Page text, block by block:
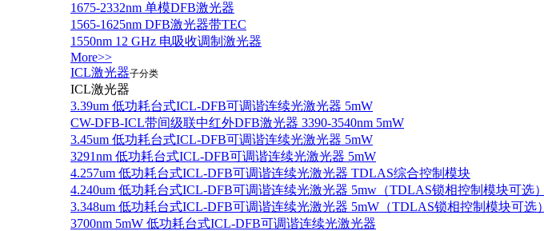
1675-2332nm 单模DFB激光器
1565-1625nm DFB激光器带TEC
1550nm 12 GHz 电吸收调制激光器
More>>
ICL激光器子分类
ICL激光器
3.39um 低功耗台式ICL-DFB可调谐连续光激光器 5mW
CW-DFB-ICL带间级联中红外DFB激光器 3390-3540nm 5mW
3.45um 低功耗台式ICL-DFB可调谐连续光激光器 5mW
3291nm 低功耗台式ICL-DFB可调谐连续光激光器 5mW
4.257um 低功耗台式ICL-DFB可调谐连续光激光器 TDLAS综合控制模块
4.240um 低功耗台式ICL-DFB可调谐连续光激光器 5mw（TDLAS锁相控制模块可选）
3.348um 低功耗台式ICL-DFB可调谐连续光激光器 5mW（TDLAS锁相控制模块可选）
3700nm 5mW 低功耗台式ICL-DFB可调谐连续光激光器